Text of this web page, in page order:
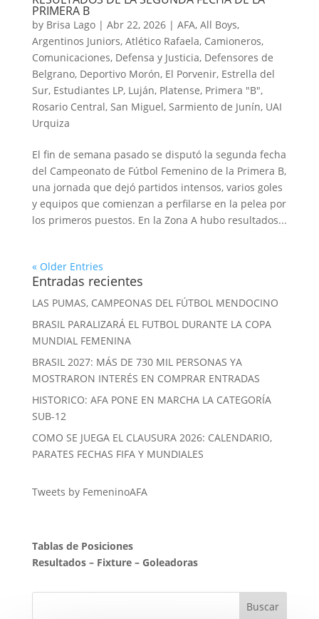
PRIMERA B
by Brisa Lago| Abr 22, 2026| AFA, All Boys,
Argentinos Juniors, Atlético Rafaela, Camioneros,
Comunicaciones, Defensa y Justicia, Defensores de
Belgrano, Deportivo Morón, El Porvenir, Estrella del
Sur, Estudiantes LP, Luján, Platense, Primera "B",
Rosario Central, San Miguel, Sarmiento de Junín, UAI
Urquiza
El fin de semana pasado se disputó la segunda fecha
del Campeonato de Fútbol Femenino de la Primera B,
una jornada que dejó partidos intensos, varios goles
y equipos que comienzan a perfilarse en la pelea por
los primeros puestos. En la Zona A hubo resultados...
« Older Entries
Entradas recientes
LAS PUMAS, CAMPEONAS DEL FÚTBOL MENDOCINO
BRASIL PARALIZARÁ EL FUTBOL DURANTE LA COPA
MUNDIAL FEMENINA
BRASIL 2027: MÁS DE 730 MIL PERSONAS YA
MOSTRARON INTERÉS EN COMPRAR ENTRADAS
HISTORICO: AFA PONE EN MARCHA LA CATEGORÍA
SUB-12
COMO SE JUEGA EL CLAUSURA 2026: CALENDARIO,
PARATES FECHAS FIFA Y MUNDIALES
Tweets by FemeninoAFA
Tablas de Posiciones
Resultados– Fixture– Goleadoras